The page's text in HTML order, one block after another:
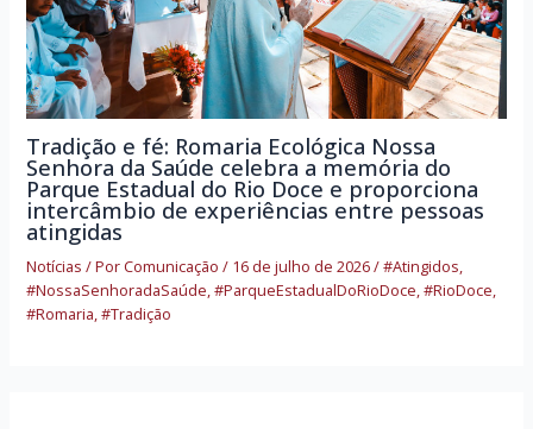
Tradição e fé: Romaria Ecológica Nossa
Senhora da Saúde celebra a memória do
Parque Estadual do Rio Doce e proporciona
intercâmbio de experiências entre pessoas
atingidas
Notícias / PorComunicação/ 16 de julho de 2026/#Atingidos
#NossaSenhoradaSaúde ,#ParqueEstadualDoRioDoce ,#RioDoce
#Romaria ,#Tradição